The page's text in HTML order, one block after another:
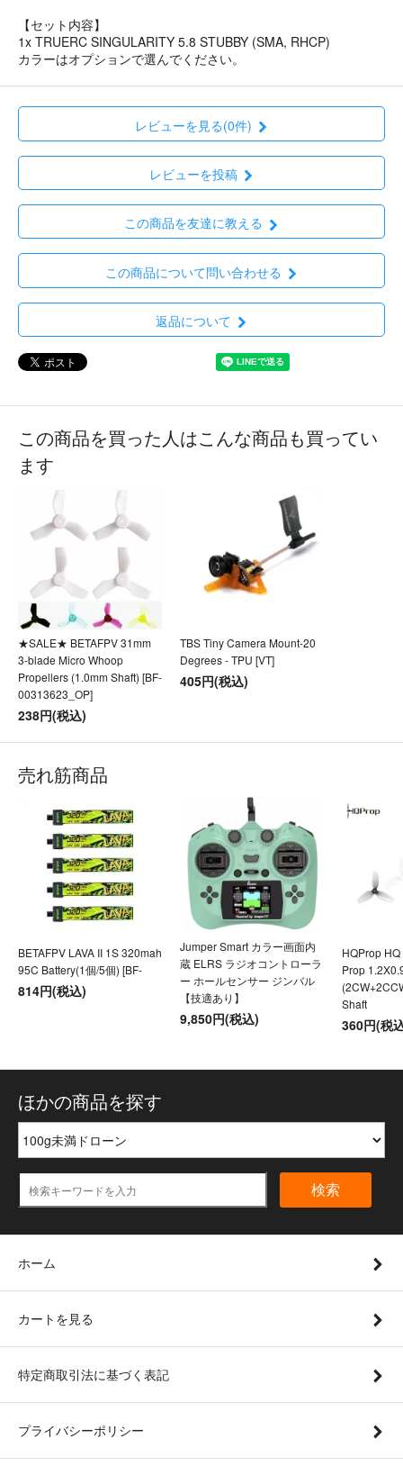
【セット内容】
1x TRUERC SINGULARITY 5.8 STUBBY (SMA, RHCP)
カラーはオプションで選んでください。
レビューを見る(0件)
レビューを投稿
この商品を友達に教える
この商品について問い合わせる
返品について
この商品を買った人はこんな商品も買ってい
ます
★SALE★ BETAFPV 31mm
3-blade Micro Whoop
Propellers (1.0mm Shaft) [BF-
00313623_OP]
238円(税込)
TBS Tiny Camera Mount-20
Degrees - TPU [VT]
405円(税込)
売れ筋商品
BETAFPV LAVA II 1S 320mah
95C Battery(1個/5個) [BF-
814円(税込)
Jumper Smart カラー画面内
蔵 ELRS ラジオコントローラ
ー ホールセンサー ジンバル
【技適あり】
9,850円(税込)
HQProp
Prop
Shaft
360円(税
ほかの商品を探す
検索
ホーム
カートを見る
特定商取引法に基づく表記
プライバシーポリシー